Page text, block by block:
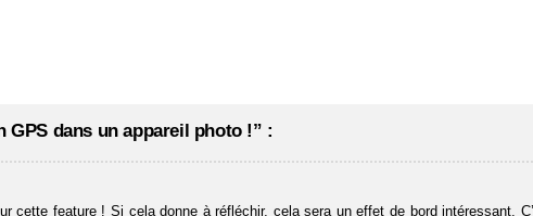
dans un appareil photo !” :
cette feature ! Si cela donne à réfléchir, cela sera un effet de bord intéressant.